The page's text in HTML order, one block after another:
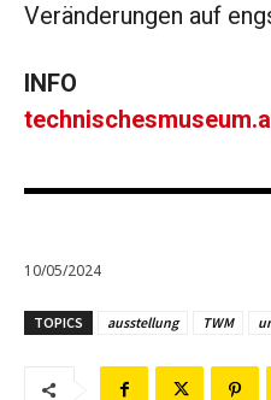
Veränderungen auf
INFO
10/05/2024
TOPICS ausstellung TWM